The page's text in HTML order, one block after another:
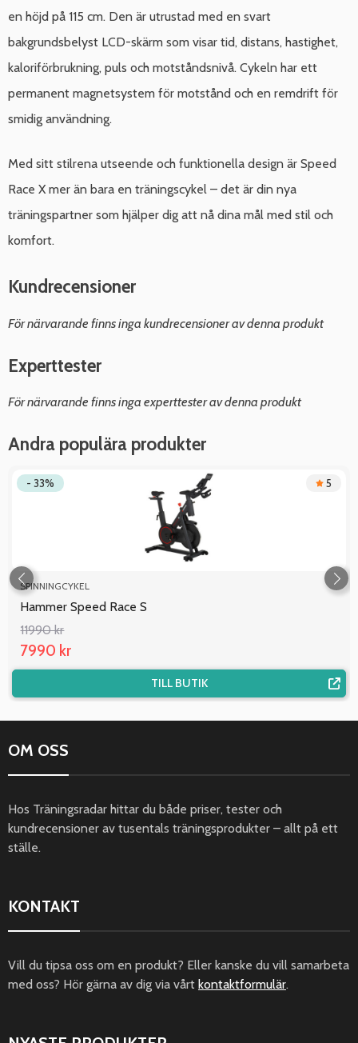
en höjd på 115 cm. Den är utrustad med en svart
bakgrundsbelyst LCD-skärm som visar tid, distans, hastighet,
kaloriförbrukning, puls och motståndsnivå. Cykeln har ett
permanent magnetsystem för motstånd och en remdrift för
smidig användning.
Med sitt stilrena utseende och funktionella design är Speed
Race X mer än bara en träningscykel – det är din nya
träningspartner som hjälper dig att nå dina mål med stil och
komfort.
Kundrecensioner
För närvarande finns inga kundrecensioner av denna produkt
Experttester
För närvarande finns inga experttester av denna produkt
Andra populära produkter
- 33% 5
SPINNINGCYKEL
Hammer Speed Race S
11990 kr
7990 kr
TILL BUTIK
OM OSS
Hos Träningsradar hittar du både priser, tester och
kundrecensioner av tusentals träningsprodukter – allt på ett
ställe.
KONTAKT
Vill du tipsa oss om en produkt? Eller kanske du vill samarbeta
med oss? Hör gärna av dig via vårt kontaktformulär.